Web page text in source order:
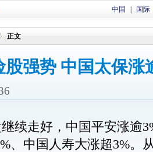
中国 国际
正文
股强势 中国太保涨
续走好，中国平安涨逾
、中国人寿大涨超3%。